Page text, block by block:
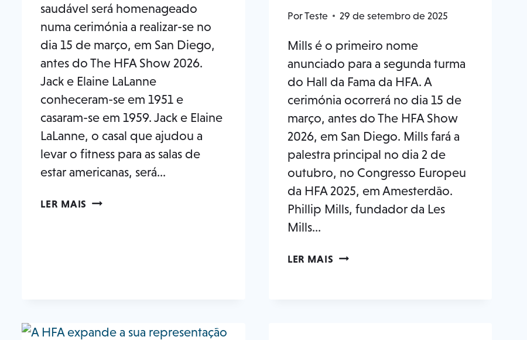
saudável será homenageado
numa cerimónia a realizar-se no
dia 15 de março, em San Diego,
antes do The HFA Show 2026.
Jack e Elaine LaLanne
conheceram-se em 1951 e
casaram-se em 1959. Jack e Elaine
LaLanne, o casal que ajudou a
levar o fitness para as salas de
estar americanas, será...
LER MAIS ÍCONES
HALL
PorTeste 29 de setembro de 2025
Mills é o primeiro nome
anunciado para a segunda turma
do Hall da Fama da HFA. A
cerimónia ocorrerá no dia 15 de
março, antes do The HFA Show
2026, em San Diego. Mills fará a
palestra principal no dia 2 de
outubro, no Congresso Europeu
da HFA 2025, em Amesterdão.
Phillip Mills, fundador da Les
Mills...
LER MAIS PHILLIP